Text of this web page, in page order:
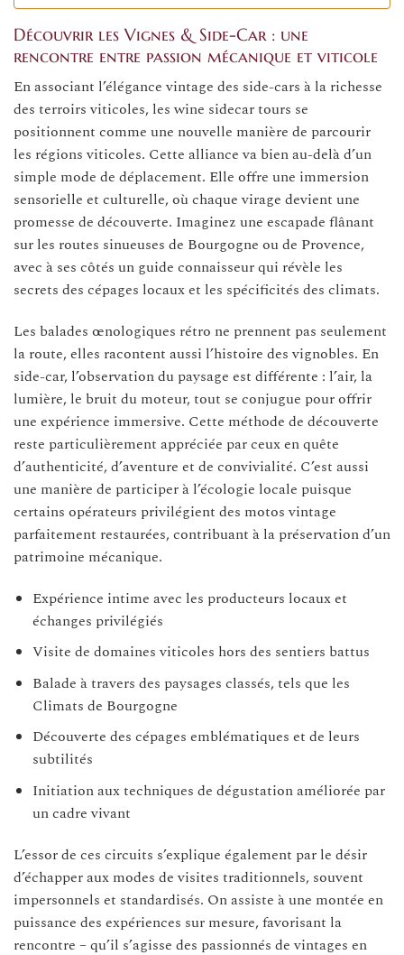
Découvrir les Vignes & Side-Car : une
rencontre entre passion mécanique et viticole
En associant l’élégance vintage des side-cars à la richesse
des terroirs viticoles, les wine sidecar tours se
positionnent comme une nouvelle manière de parcourir
les régions viticoles. Cette alliance va bien au-delà d’un
simple mode de déplacement. Elle offre une immersion
sensorielle et culturelle, où chaque virage devient une
promesse de découverte. Imaginez une escapade flânant
sur les routes sinueuses de Bourgogne ou de Provence,
avec à ses côtés un guide connaisseur qui révèle les
secrets des cépages locaux et les spécificités des climats.
Les balades œnologiques rétro ne prennent pas seulement
la route, elles racontent aussi l’histoire des vignobles. En
side-car, l’observation du paysage est différente : l’air, la
lumière, le bruit du moteur, tout se conjugue pour offrir
une expérience immersive. Cette méthode de découverte
reste particulièrement appréciée par ceux en quête
d’authenticité, d’aventure et de convivialité. C’est aussi
une manière de participer à l’écologie locale puisque
certains opérateurs privilégient des motos vintage
parfaitement restaurées, contribuant à la préservation d’un
patrimoine mécanique.
Expérience intime avec les producteurs locaux et
échanges privilégiés
Visite de domaines viticoles hors des sentiers battus
Balade à travers des paysages classés, tels que les
Climats de Bourgogne
Découverte des cépages emblématiques et de leurs
subtilités
Initiation aux techniques de dégustation améliorée par
un cadre vivant
L’essor de ces circuits s’explique également par le désir
d’échapper aux modes de visites traditionnels, souvent
impersonnels et standardisés. On assiste à une montée en
puissance des expériences sur mesure, favorisant la
rencontre – qu’il s’agisse des passionnés de vintages en